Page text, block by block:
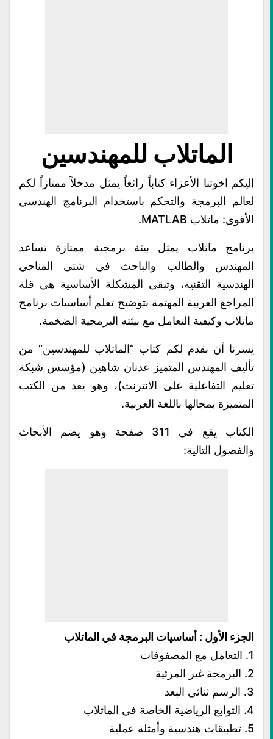
الماتلاب للمهندسين
إليكم اخوتنا الأعزاء كتاباً رائعاً يمثل مدخلاً ممتازاً لكم
لعالم البرمجة والتحكم باستخدام البرنامج الهندسي
الأقوى: ماتلاب MATLAB.
برنامج ماتلاب يمثل بيئة برمجية ممتازة تساعد
المهندس والطالب والباحث في شتى المناحي
الهندسية التقنية، وتبقى المشكلة الأساسية هي قلة
المراجع العربية المهتمة بتوضيح تعلم أساسيات برنامج
ماتلاب وكيفية التعامل مع بيئته البرمجية الضخمة.
يسرنا أن نقدم لكم كتاب “الماتلاب للمهندسين” من
تأليف المهندس المتميز عدنان شاهين (مؤسس شبكة
تعليم التفاعلية على الانترنت)، وهو يعد من الكتب
المتميزة بمجالها باللغة العربية.
الكتاب يقع في 311 صفحة وهو يضم الأبحاث
والفصول التالية:
الجزء الأول : أساسيات البرمجة في الماتلاب
1. التعامل مع المصفوفات
2. البرمجة غير المرئية
3. الرسم ثنائي البعد
4. التوابع الرياضية الخاصة في الماتلاب
5. تطبيقات هندسية وأمثلة عملية